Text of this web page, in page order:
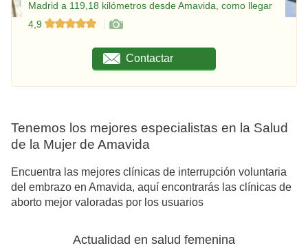
Madrid a 119,18 kilómetros desde Amavida, como llegar
4,9
Contactar
Tenemos los mejores especialistas en la Salud
de la Mujer de Amavida
Encuentra las mejores clínicas de interrupción voluntaria
del embrazo en Amavida, aquí encontrarás las clínicas de
aborto mejor valoradas por los usuarios
Actualidad en salud femenina